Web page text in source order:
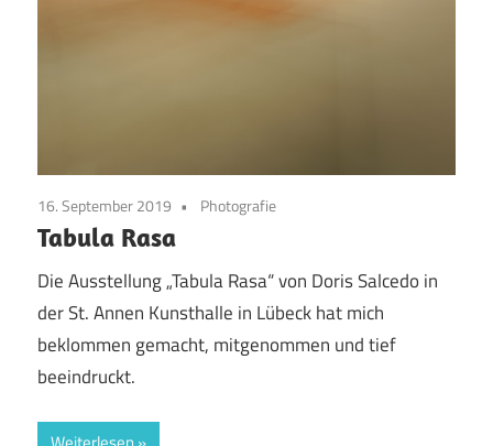
16. September 2019 Photografie
Tabula Rasa
Die Ausstellung „Tabula Rasa“ von Doris Salcedo in
der St. Annen Kunsthalle in Lübeck hat mich
beklommen gemacht, mitgenommen und tief
beeindruckt.